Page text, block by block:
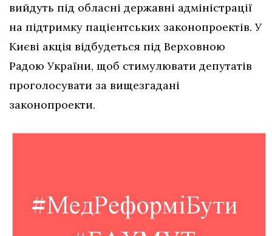
вийдуть під обласні державні адміністрації
на підтримку пацієнтських законопроектів. У
Києві акція відбудеться під Верховною
Радою України, щоб стимулювати депутатів
проголосувати за вищезгадані
законопроекти.